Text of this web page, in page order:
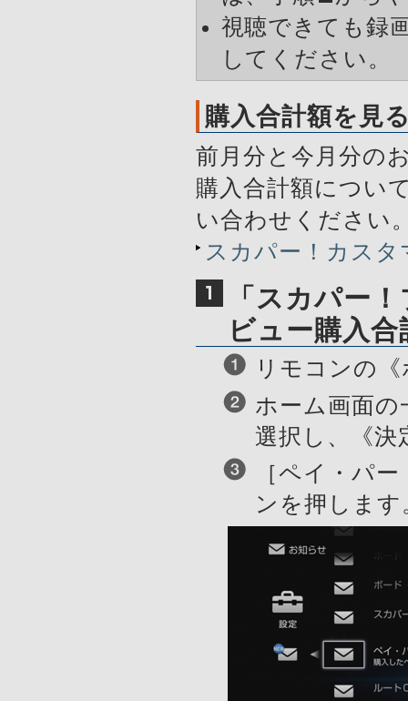
視聴できても録
してください。
購入合計額を見
前月分と今月分の
購入合計額につい
い合わせください
スカパー！カス
「スカパー
ビュー購入
リモコンの
ホーム画面の
選択し、《決
［ペイ・パ
ンを押します